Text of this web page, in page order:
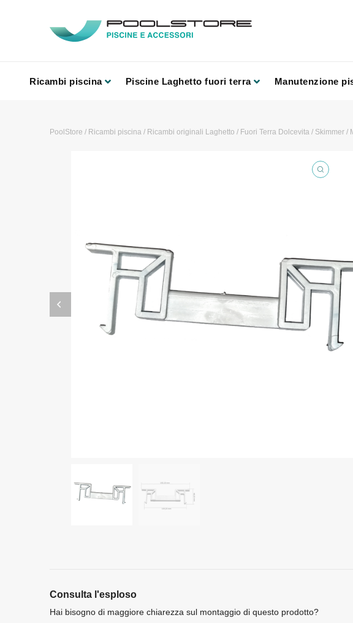
Ricambi piscina Piscine Laghetto fuori terra Manutenzione
PoolStore / Ricambi piscina/ Ricambi originali Laghetto / Fuori Terra Dolcevita/ Skimmer/
Consulta l'esploso
Hai bisogno di maggiore chiarezza sul montaggio di questo prodotto?